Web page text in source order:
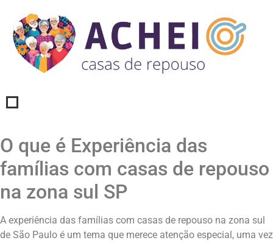
O que é Experiência das
famílias com casas de repouso
na zona sul SP
A experiência das famílias com casas de repouso na zona sul
de São Paulo é um tema que merece atenção especial, uma vez